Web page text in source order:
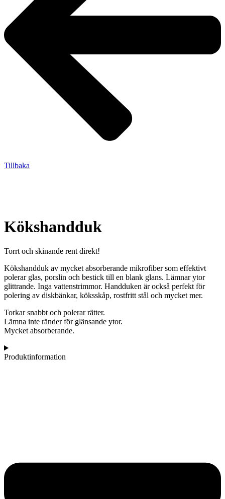
Tillbaka
Kökshandduk
Torrt och skinande rent direkt!
Kökshandduk av mycket absorberande mikrofiber som effektivt
polerar glas, porslin och bestick till en blank glans. Lämnar ytor
glittrande. Inga vattenstrimmor. Handduken är också perfekt för
polering av diskbänkar, köksskåp, rostfritt stål och mycket mer.
Torkar snabbt och polerar rätter.
Lämna inte ränder för glänsande ytor.
Mycket absorberande.
Produktinformation